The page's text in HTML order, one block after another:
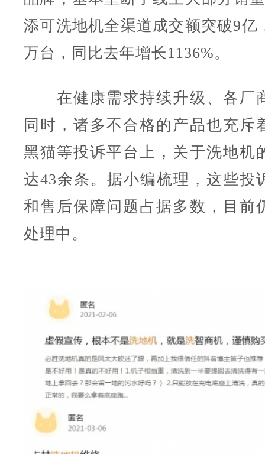
添可洗地机全渠道成交额突破9亿
万台，同比去年增长1136%。
在健康需求持续升级、各厂
同时，诸多不合格的产品也充斥
黑猫等投诉平台上，关于洗地机
达43余条。据小编梳理，这些投
和售后保障问题占据多数，目前
处理中。